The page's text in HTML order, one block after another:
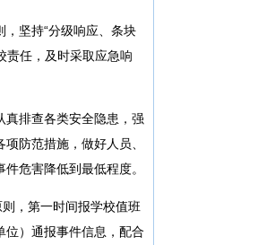
，坚持“分级响应、条块
责任，及时采取应急响
真排查各类安全隐患，强
防范措施，做好人员、
危害降低到最低程度。
，第一时间报学校值班
位）通报事件信息，配合